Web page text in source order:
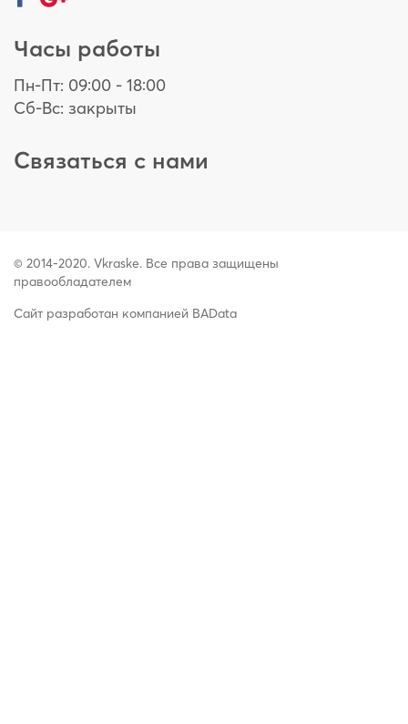
Часы работы
Пн-Пт: 09:00 - 18:00
Сб-Вс: закрыты
Связаться с нами
© 2014-2020. Vkraske. Все права защищены
правообладателем
Сайт разработан компанией BAData